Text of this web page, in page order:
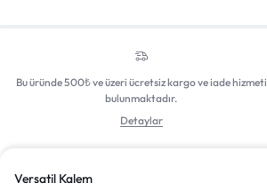
Bu üründe 500₺ ve üzeri ücretsiz kargo ve iade hizmeti
bulunmaktadır.
Detaylar
Versatil Kalem